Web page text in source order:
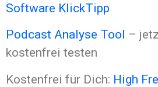
Software KlickTipp
Podcast Analyse Tool –
kostenfrei testen
Kostenfrei für Dich: High